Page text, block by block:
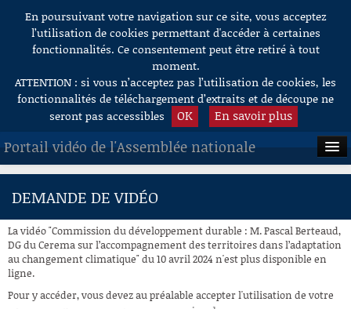
Aller au contenu
En poursuivant votre navigation sur ce site, vous acceptez
l’utilisation de cookies permettant d'accéder à certaines
fonctionnalités. Ce consentement peut être retiré à tout
moment.
ATTENTION : si vous n’acceptez pas l’utilisation de cookies, les
fonctionnalités de téléchargement d’extraits et de découpe ne
seront pas accessibles
OK En savoir plus
Portail vidéo de l'Assemblée nationale
ACCUEIL
À LA DEMANDE
RECHERCHE
AIDE À LA DÉCOUPE
DEMANDE DE VIDÉO
La vidéo "Commission du développement durable : M. Pascal Berteaud,
DG du Cerema sur l’accompagnement des territoires dans l’adaptation
au changement climatique" du 10 avril 2024 n'est plus disponible en
ligne.
Pour y accéder, vous devez au préalable accepter l'utilisation de votre